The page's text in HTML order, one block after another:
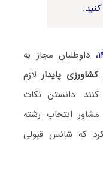
، داوطلبان مجاز به
پایدارلازم
کنند. دانستن نکات
انتخاب رشته
که شانس قبولی